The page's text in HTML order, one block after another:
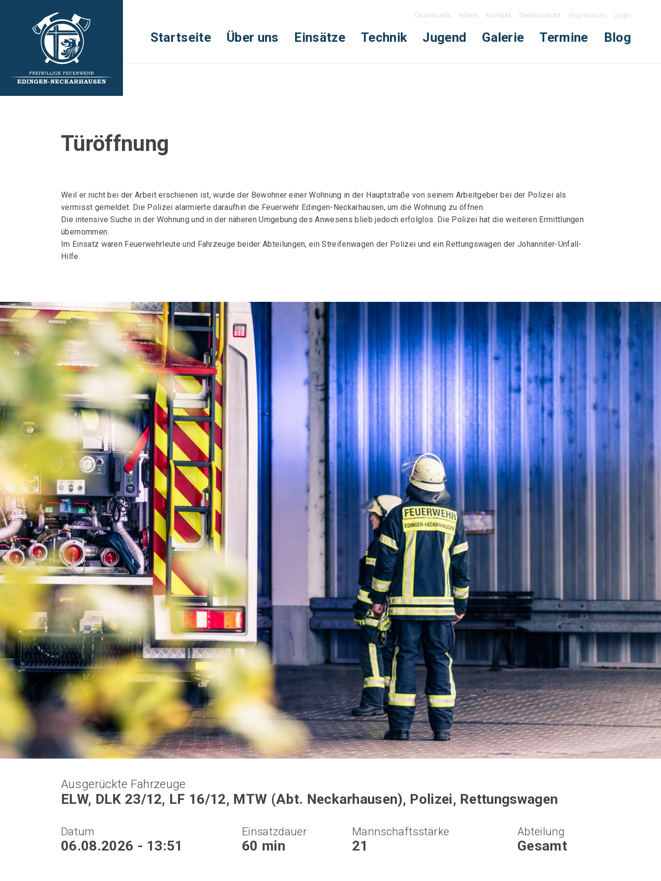
Downloads Intern Kontakt Datenschutz Impressum Login
Startseite Über uns Einsätze Technik Jugend Galerie Termine Blog
Türöffnung
Weil er nicht bei der Arbeit erschienen ist, wurde der Bewohner einer Wohnung in der Hauptstraße von seinem Arbeitgeber bei der Polizei als
vermisst gemeldet. Die Polizei alarmierte daraufhin die Feuerwehr Edingen-Neckarhausen, um die Wohnung zu öffnen.
Die intensive Suche in der Wohnung und in der näheren Umgebung des Anwesens blieb jedoch erfolglos. Die Polizei hat die weiteren Ermittlungen
übernommen.
Im Einsatz waren Feuerwehrleute und Fahrzeuge beider Abteilungen, ein Streifenwagen der Polizei und ein Rettungswagen der Johanniter-Unfall-
Hilfe.
Ausgerückte Fahrzeuge
ELW, DLK 23/12, LF 16/12, MTW (Abt. Neckarhausen), Polizei, Rettungswagen
Datum
06.08.2026 - 13:51
Einsatzdauer
60 min
Mannschaftsstärke
21
Abteilung
Gesamt